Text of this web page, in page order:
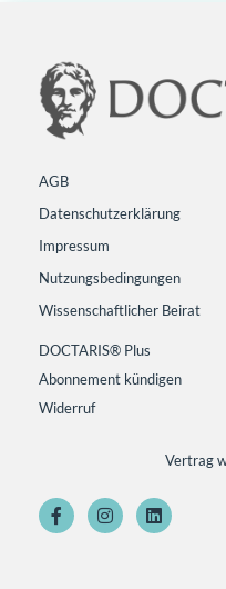
AGB
Datenschutzerklärung
Impressum
Nutzungsbedingungen
Wissenschaftlicher Beirat
DOCTARIS® Plus
Abonnement kündigen
Widerruf
Vertrag